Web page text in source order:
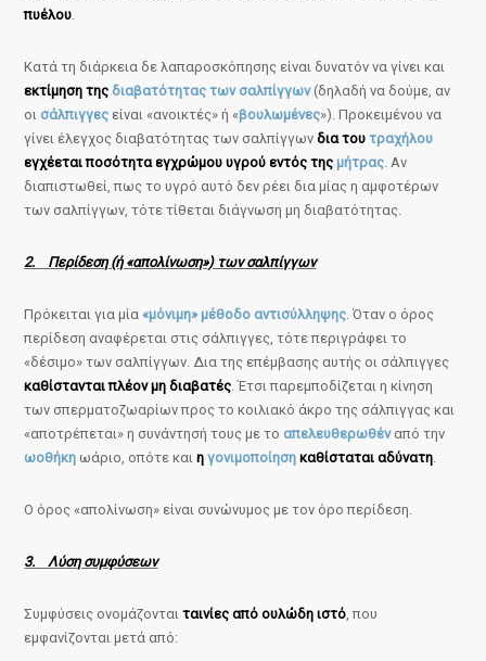
πυέλου.
Κατά τη διάρκεια δε λαπαροσκόπησης είναι δυνατόν να γίνει και
εκτίμηση της διαβατότητας των σαλπίγγων(δηλαδή να δούμε, αν
οι σάλπιγγες είναι «ανοικτές» ή «βουλωμένες»). Προκειμένου να
γίνει έλεγχος διαβατότητας των σαλπίγγωνδια τουτραχήλου
εγχέεται ποσότητα εγχρώμου υγρού εντός τηςμήτρας. Αν
διαπιστωθεί, πως το υγρό αυτό δεν ρέει δια μίας η αμφοτέρων
των σαλπίγγων, τότε τίθεται διάγνωση μη διαβατότητας.
2. Περίδεση (ή «απολίνωση») των σαλπίγγων
Πρόκειται για μία«μόνιμη» μέθοδο αντισύλληψης. Όταν ο όρος
περίδεση αναφέρεται στις σάλπιγγες, τότε περιγράφει το
«δέσιμο» των σαλπίγγων. Δια της επέμβασης αυτής οι σάλπιγγες
καθίστανται πλέον μη διαβατές. Έτσι παρεμποδίζεται η κίνηση
των σπερματοζωαρίων προς το κοιλιακό άκρο της σάλπιγγας και
«αποτρέπεται» η συνάντησή τους με το απελευθερωθέν από την
ωοθήκη ωάριο, οπότε και ηγονιμοποίησηκαθίσταται αδύνατη.
Ο όρος «απολίνωση» είναι συνώνυμος με τον όρο περίδεση.
3. Λύση συμφύσεων
Συμφύσεις ονομάζονταιταινίες από ουλώδη ιστό, που
εμφανίζονται μετά από: